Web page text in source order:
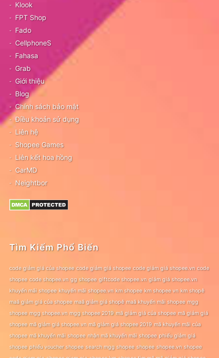
Klook
FPT Shop
Fado
CellphoneS
Fahasa
Grab
Giới thiệu
Blog
Chính sách bảo mật
Điều khoản sử dụng
Liên hệ
Shopee Games
Liên kết hoa hồng
CarMD
Neightbor
Tìm Kiếm Phổ Biến
code giảm giá của shopee code giảm giá shopee code giảm giá shopee.vn code
shopee code shopee.vn gg shopee giftcode shopee.vn giảm giá shopee.vn
khuyến mãi shopee khuyến mãi shopee.vn km shopee km shopee vn km shopê
maã giảm giá của shopee maã giảm giá shopê maã khuyến mãi shopee mgg
shopee mgg shopee.vn mgg shopee 2019 mã giảm giá của shopee mã giảm giá
shopee mã giảm giá shopee.vn mã giảm giá shopee 2019 mã khuyến mãi của
shopee mã khuyến mãi shopee nhận mã khuyến mãi shopee phiếu giảm giá
shopee phiếu voucher shopee search mgg shopee shopee shopee.vn shopee